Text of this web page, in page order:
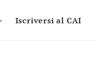
Iscriversi al CAI